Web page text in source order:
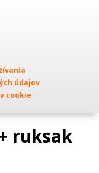
údajov
cookie
ruksak